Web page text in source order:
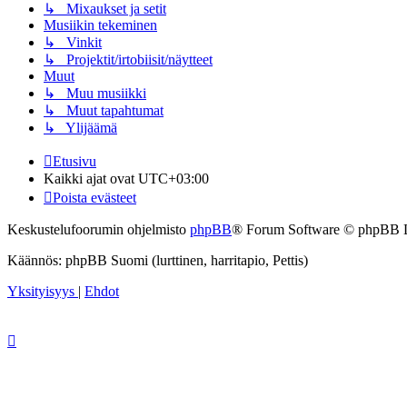
↳ Mixaukset ja setit
Musiikin tekeminen
↳ Vinkit
↳ Projektit/irtobiisit/näytteet
Muut
↳ Muu musiikki
↳ Muut tapahtumat
↳ Ylijäämä
Etusivu
Kaikki ajat ovat UTC+03:00
Poista evästeet
Keskustelufoorumin ohjelmisto phpBB® Forum Software © phpBB
Käännös: phpBB Suomi (lurttinen, harritapio, Pettis)
Yksityisyys | Ehdot